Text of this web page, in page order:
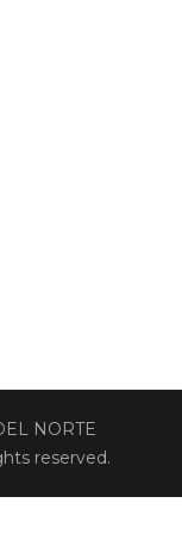
NORTE
reserved.